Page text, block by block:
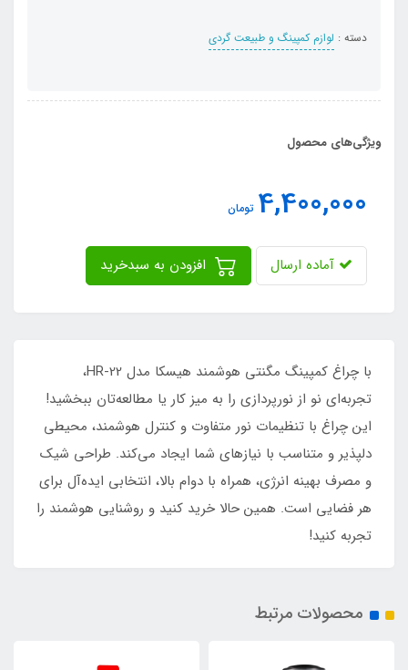
دسته : لوازم کمپینگ و طبیعت گردی
ویژگی‌های محصول
4,400,000 تومان
آماده ارسال
با چراغ کمپینگ مگنتی هوشمند هیسکا مدل HR-22،
تجربه‌ای نو از نورپردازی را به میز کار یا مطالعه‌تان ببخشید!
این چراغ با تنظیمات نور متفاوت و کنترل هوشمند، محیطی
دلپذیر و متناسب با نیازهای شما ایجاد می‌کند. طراحی شیک
و مصرف بهینه انرژی، همراه با دوام بالا، انتخابی ایده‌آل برای
هر فضایی است. همین حالا خرید کنید و روشنایی هوشمند را
تجربه کنید!
محصولات مرتبط